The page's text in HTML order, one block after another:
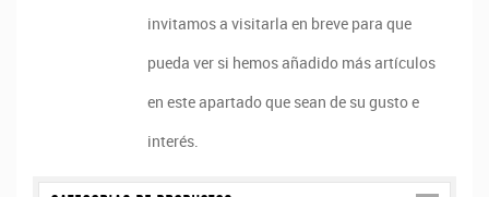
invitamos a visitarla en breve para que
pueda ver si hemos añadido más artículos
en este apartado que sean de su gusto e
interés.